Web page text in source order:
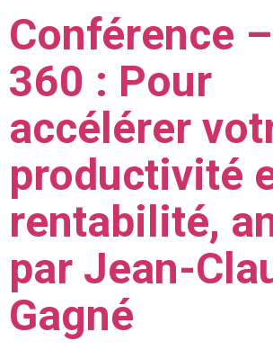
Conférence
360 : Pour
accélérer
productivité
rentabilité,
par Jean-
Gagné